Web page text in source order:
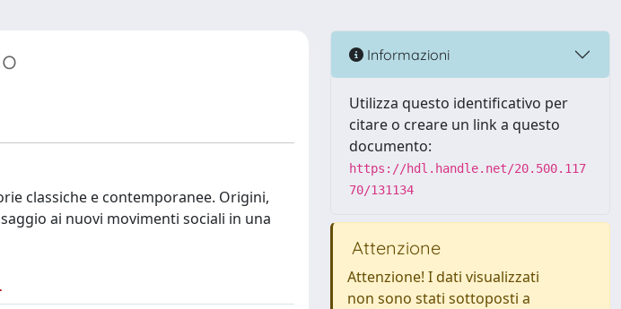
classiche e contemporanee. Origini,
ai nuovi movimenti sociali in una
Informazioni
Utilizza questo identificativo per
citare o creare un link a questo
documento:
https://hdl.handle.net/20.500.117
70/131134
Attenzione
Attenzione! I dati visualizzati
non sono stati sottoposti a